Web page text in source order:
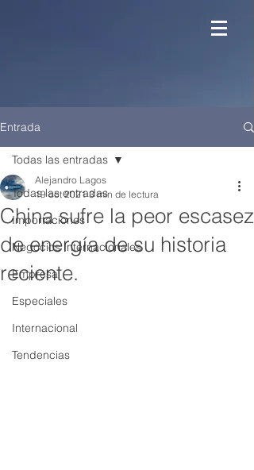
Entrada
Todas las entradas
Importaciones
Negocios Internacionales
Empresa
Especiales
Internacional
Tendencias
Todas las entradas
China sufre la peor escasez
de energía de su historia
reciente.
Alejandro Lagos
19 oct 2021 3 min de lectura